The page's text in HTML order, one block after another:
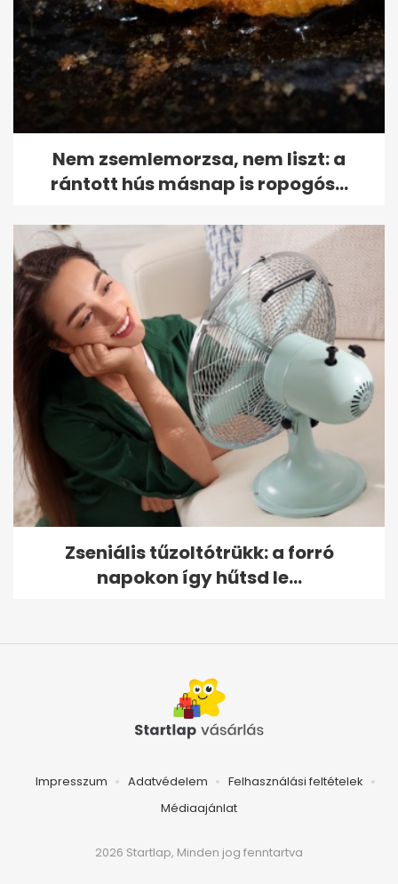
Nem zsemlemorzsa, nem liszt: a
rántott hús másnap is ropogós...
Zseniális tűzoltótrükk: a forró
napokon így hűtsd le...
Impresszum Adatvédelem
Felhasználási feltételek
Médiaajánlat
2026 Startlap, Minden jog fenntartva